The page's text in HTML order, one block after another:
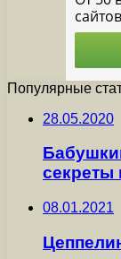
Популярные
28.05.2020
секреты
08.01.2021